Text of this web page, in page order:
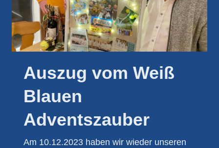
Auszug vom Weiß
Blauen
Adventszauber
Am 10.12.2023 haben wir wieder unseren